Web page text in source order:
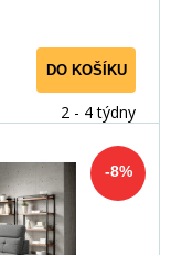
DO KOŠÍKU
2 - 4 týdny
-8%